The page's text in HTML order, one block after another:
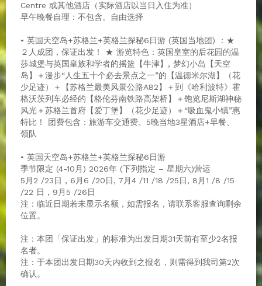
Centre 或其他酒店（实际酒店以当日入住为准）
早午晚餐自理：不包含。自由选择
• 英国天空岛+苏格兰+英格兰探秘6日游 (英国当地团) ：★
２人成团，保证出发！ ★ 游览特色：英国皇室的后花园的温
莎城堡与英国皇族和学者的摇篮【牛津】, 梦幻小岛【天空
岛】＋漫步“人生五十个必去景点之一”的【温德米尔湖】（花
少足迹）＋【苏格兰最美风景公路A82】＋到《哈利波特》霍
格沃茨列车必经的【格伦芬南铁路高架桥】＋饱览尼斯湖神秘
风光＋苏格兰首府【爱丁堡】（花少足迹）＋“吸血鬼小镇”惠
特比！ 团费包含：旅游车交通费、5晚当地3星酒店+早餐、
领队
• 英国天空岛+苏格兰+英格兰探秘6日游
季节限定 (4-10月) 2026年 (下列指定 – 星期六)营运
5月2 /23日 , 6月6 /20日, 7月4 /11 /18 /25日, 8月1 /8 /15
/22 日 , 9月5 /26日
注：临近日期若未显示名额，如需报名，请联系客服查询剩余
位置。
注：本团「保证出发」的标准为出发日期31天前有至少2名报
名者。
注 : 于本团出发日期30天内收到之报名，则需得到我司第2次
确认。